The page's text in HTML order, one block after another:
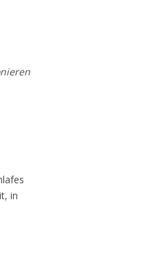
in